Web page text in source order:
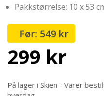
Pakkstørrelse: 10 x 53
549 kr
299 kr
På lager i Skien - Varer